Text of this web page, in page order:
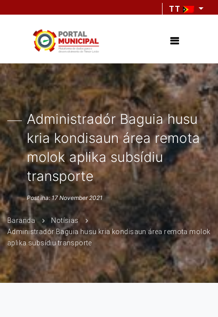
TT
Administradór Baguia husu
kria kondisaun área remota
molok aplika subsídiu
transporte
Post iha: 17 November 2021
Baranda
Notísias
Administradór Baguia husu kria kondisaun área remota molok
aplika subsídiu transporte